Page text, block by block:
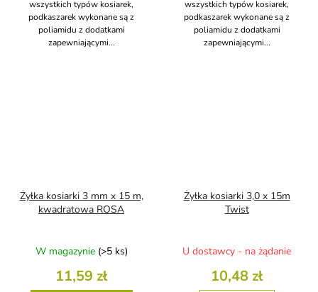
wszystkich typów kosiarek,
podkaszarek wykonane są z
poliamidu z dodatkami
zapewniającymi...
wszystkich typów kosiarek,
podkaszarek wykonane są z
poliamidu z dodatkami
zapewniającymi...
Żyłka kosiarki 3 mm x 15 m,
kwadratowa ROSA
W magazynie (>5 ks)
11,59 zł
Żyłka kosiarki 3,0 x 15m
Twist
U dostawcy - na żądanie
10,48 zł